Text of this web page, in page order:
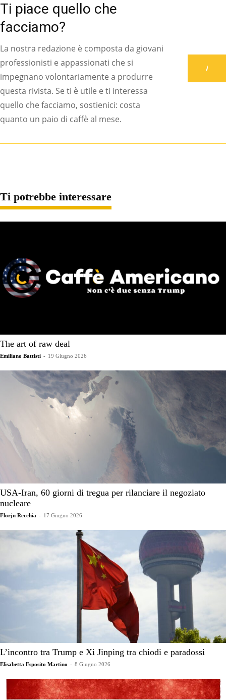
Ti piace quello che
facciamo?
La nostra redazione è composta da giovani
professionisti e appassionati che si
impegnano volontariamente a produrre
questa rivista. Se ti è utile e ti interessa
quello che facciamo, sostienici: costa
quanto un paio di caffè al mese.
Ti potrebbe interessare
The art of raw deal
Emiliano Battisti - 19 Giugno 2026
USA-Iran, 60 giorni di tregua per rilanciare il negoziato
nucleare
Florjn Recchia - 17 Giugno 2026
L’incontro tra Trump e Xi Jinping tra chiodi e paradossi
Elisabetta Esposito Martino - 8 Giugno 2026